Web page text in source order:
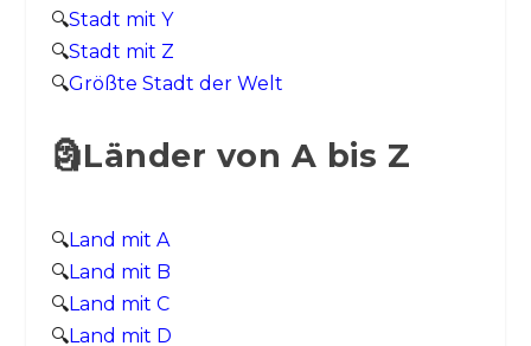
🔍Stadt mit Y
🔍Stadt mit Z
🔍Größte Stadt der Welt
🗿Länder von A bis Z
🔍Land mit A
🔍Land mit B
🔍Land mit C
🔍Land mit D